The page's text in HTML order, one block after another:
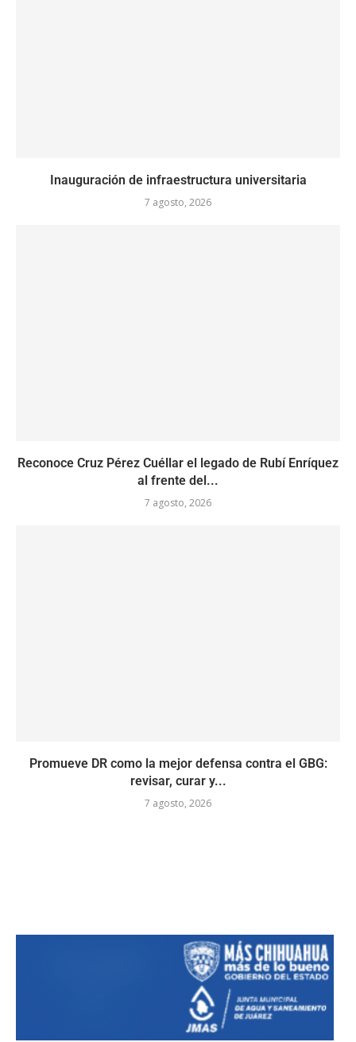
Inauguración de infraestructura universitaria
7 agosto, 2026
Reconoce Cruz Pérez Cuéllar el legado de Rubí Enríquez
al frente del...
7 agosto, 2026
Promueve DR como la mejor defensa contra el GBG:
revisar, curar y...
7 agosto, 2026